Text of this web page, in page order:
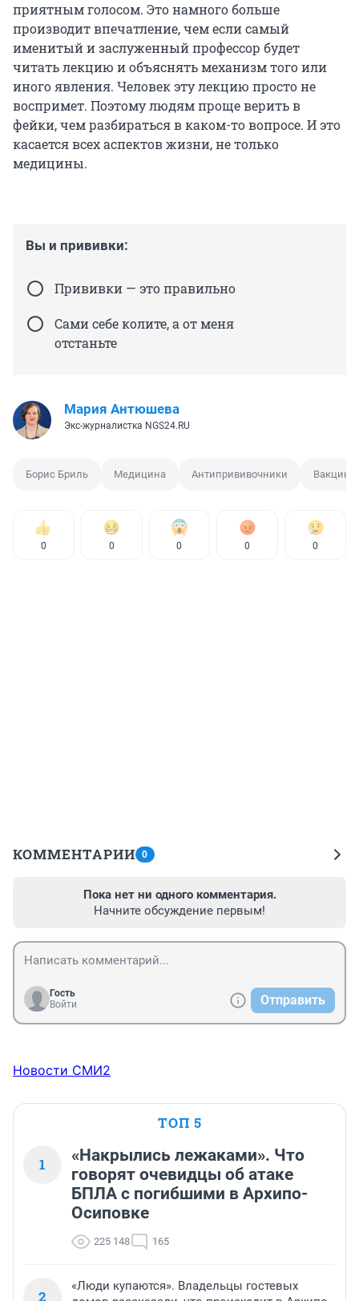
приятным голосом. Это намного больше
производит впечатление, чем если самый
именитый и заслуженный профессор будет
читать лекцию и объяснять механизм того или
иного явления. Человек эту лекцию просто не
воспримет. Поэтому людям проще верить в
фейки, чем разбираться в каком-то вопросе. И это
касается всех аспектов жизни, не только
медицины.
Вы и прививки:
Прививки — это правильно
Сами себе колите, а от меня
отстаньте
Мария Антюшева
Экс-журналистка NGS24.RU
Борис Бриль Медицина Антипрививочники
0 0 0 0 0
КОММЕНТАРИИ 0
Пока нет ни одного комментария.
Начните обсуждение первым!
Гость
Войти
Отправить
Новости СМИ2
ТОП 5
1
«Накрылись лежаками». Что
говорят очевидцы об атаке
БПЛА с погибшими в Архипо-
Осиповке
225 148 165
2
«Люди купаются». Владельцы гостевых